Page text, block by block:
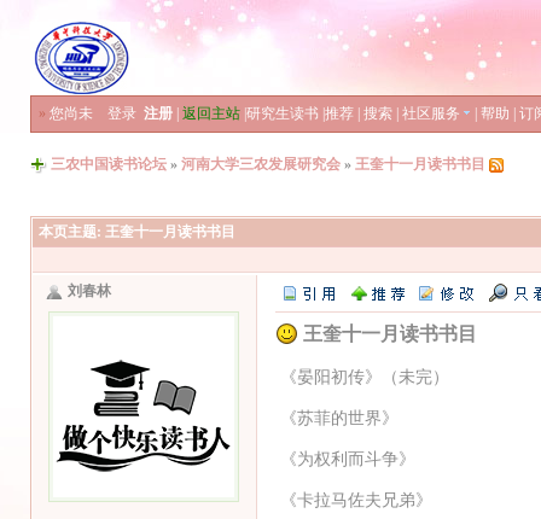
» 您尚未 登录 注册 返回主站 研究生读书 推荐 搜索 社区服务 帮助 订
三农中国读书论坛 » 河南大学三农发展研究会 » 王奎十一月读书书目
本页主题: 王奎十一月读书书目
刘春林
王奎十一月读书书目
《晏阳初传》（未完）
《苏菲的世界》
《为权利而斗争》
《卡拉马佐夫兄弟》